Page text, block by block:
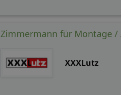
Zimmermann für Montage
XXXLutz